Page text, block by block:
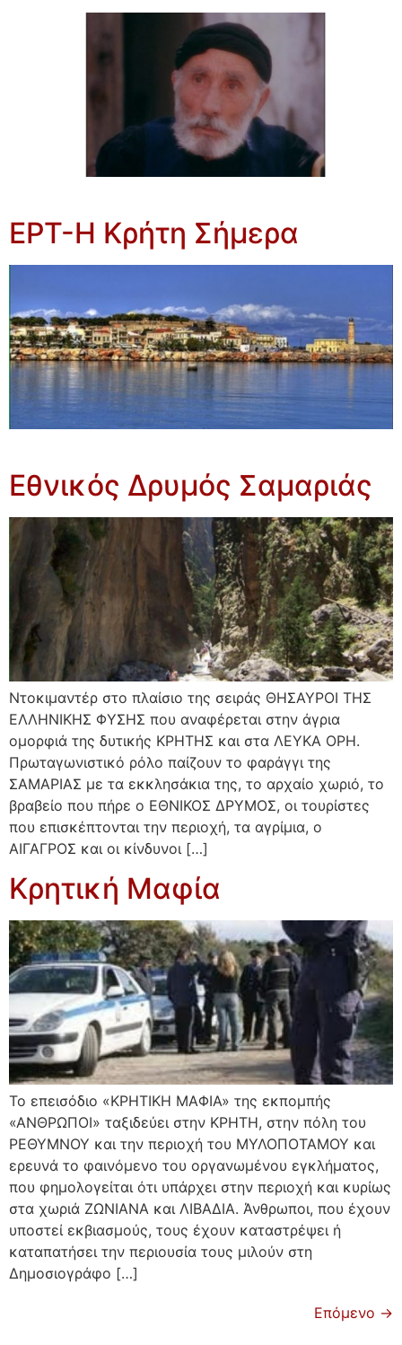
EPT-Η Κρήτη Σήμερα
Εθνικός Δρυμός Σαμαριάς
Ντοκιμαντέρ στο πλαίσιο της σειράς ΘΗΣΑΥΡΟΙ ΤΗΣ
ΕΛΛΗΝΙΚΗΣ ΦΥΣΗΣ που αναφέρεται στην άγρια
ομορφιά της δυτικής ΚΡΗΤΗΣ και στα ΛΕΥΚΑ ΟΡΗ.
Πρωταγωνιστικό ρόλο παίζουν το φαράγγι της
ΣΑΜΑΡΙΑΣ με τα εκκλησάκια της, το αρχαίο χωριό, το
βραβείο που πήρε ο ΕΘΝΙΚΟΣ ΔΡΥΜΟΣ, οι τουρίστες
που επισκέπτονται την περιοχή, τα αγρίμια, ο
ΑΙΓΑΓΡΟΣ και οι κίνδυνοι […]
Κρητική Μαφία
Το επεισόδιο «ΚΡΗΤΙΚΗ ΜΑΦΙΑ» της εκπομπής
«ΑΝΘΡΩΠΟΙ» ταξιδεύει στην ΚΡΗΤΗ, στην πόλη του
ΡΕΘΥΜΝΟΥ και την περιοχή του ΜΥΛΟΠΟΤΑΜΟΥ και
ερευνά το φαινόμενο του οργανωμένου εγκλήματος,
που φημολογείται ότι υπάρχει στην περιοχή και κυρίως
στα χωριά ΖΩΝΙΑΝΑ και ΛΙΒΑΔΙΑ. Άνθρωποι, που έχουν
υποστεί εκβιασμούς, τους έχουν καταστρέψει ή
καταπατήσει την περιουσία τους μιλούν στη
Δημοσιογράφο […]
Επόμενο →